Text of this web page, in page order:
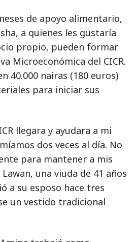
de apoyo alimentario,
a quienes les gustaría
propio, pueden formar
Microeconómica del CICR.
40.000 nairas (180 euros)
para iniciar sus
llegara y ayudara a mi
dos veces al día. No
para mantener a mis
una viuda de 41 años
a su esposo hace tres
un vestido tradicional